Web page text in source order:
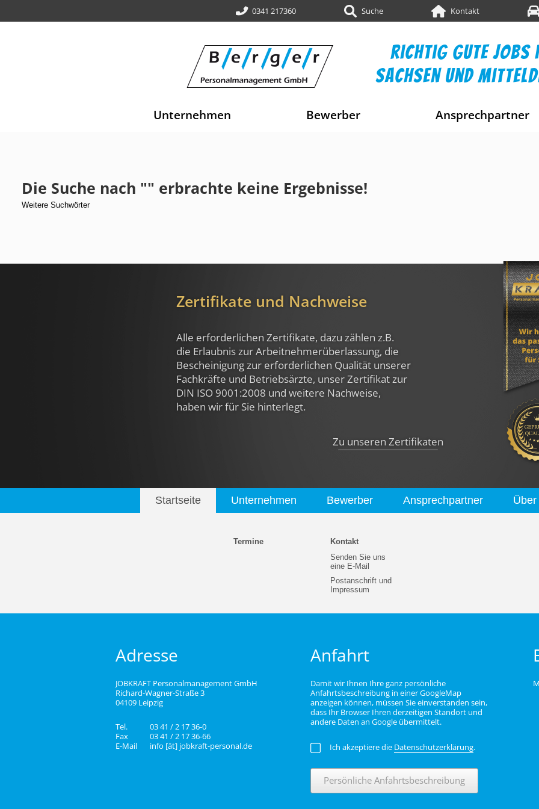
0341 217360 Suche Kontakt
richtig gute jobs
sachsen und
Unternehmen Bewerber Ansprechpartner
Die Suche nach "" erbrachte keine Ergebnisse!
Weitere Suchwörter
Zertifikate und Nachweise
Alle erforderlichen Zertifikate, dazu zählen z.B.
die Erlaubnis zur Arbeitnehmerüberlassung, die
Bescheinigung zur erforderlichen Qualität unserer
Fachkräfte und Betriebsärzte, unser Zertifikat zur
DIN ISO 9001:2008 und weitere Nachweise,
haben wir für Sie hinterlegt.
Zu unseren Zertifikaten
Startseite Unternehmen Bewerber Ansprechpartner
Termine
Kontakt
Senden Sie uns
eine E-Mail
Postanschrift und
Impressum
Adresse
JOBKRAFT Personalmanagement GmbH
Richard-Wagner-Straße 3
04109 Leipzig
Tel.
03 41 / 2 17 36-0
Fax
03 41 / 2 17 36-66
E-Mail
info [ät] jobkraft-personal.de
Anfahrt
Damit wir Ihnen Ihre ganz persönliche
Anfahrtsbeschreibung in einer GoogleMap
anzeigen können, müssen Sie einverstanden sein,
dass Ihr Browser Ihren derzeitigen Standort und
andere Daten an Google übermittelt.
Ich akzeptiere die Datenschutzerklärung.
Persönliche Anfahrtsbeschreibung